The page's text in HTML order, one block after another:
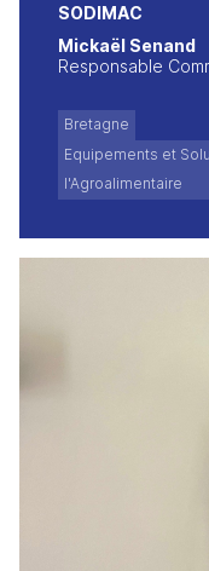
SODIMAC
Mickaël Senand
Responsable
Bretagne
Equipements et
l'Agroalimentaire